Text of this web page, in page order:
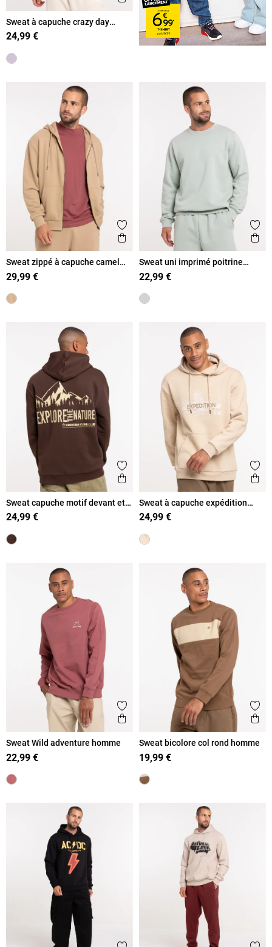
Sweat à capuche crazy day
homme
24,99 €
Ajouter aux favoris
Aperçu rapide
Sweat zippé à capuche camel
clair homme
29,99 €
Sweat uni imprimé poitrine
homme
22,99 €
Ajouter aux favoris
Aperçu rapide
Sweat capuche motif devant et
dos homme
24,99 €
Sweat à capuche expédition
homme
24,99 €
Ajouter aux favoris
Aperçu rapide
Sweat Wild adventure homme
22,99 €
Sweat bicolore col rond homme
19,99 €